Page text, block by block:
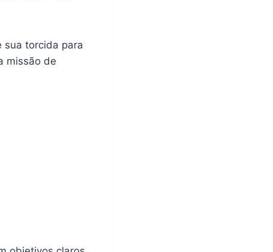
sua torcida para
missão de